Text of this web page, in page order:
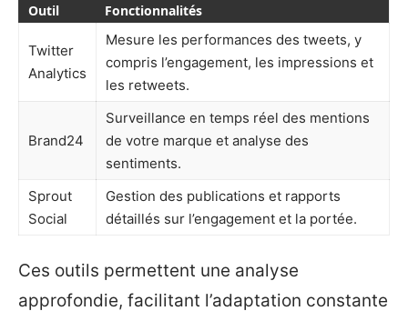
Outil Fonctionnalités
Twitter
Analytics
Mesure les performances des tweets, y
compris l’engagement, les impressions et
les retweets.
Brand24
Surveillance en temps réel des mentions
de votre marque et analyse des
sentiments.
Sprout
Social
Gestion des publications et rapports
détaillés sur l’engagement et la portée.
Ces outils permettent une analyse
approfondie, facilitant l’adaptation constante